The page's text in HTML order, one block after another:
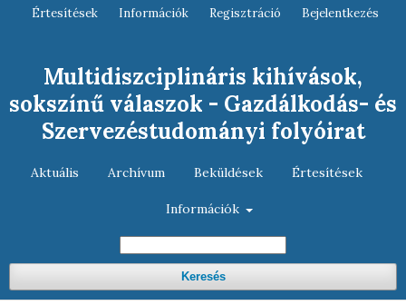
Multidiszciplináris kihívások,
sokszínű válaszok - Gazdálkodás- és
Szervezéstudományi folyóirat
Aktuális Archívum Beküldések Értesítések
Információk
Keresés
Értesítések Információk Regisztráció Bejelentkezés